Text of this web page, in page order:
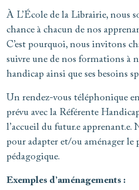
À L’École de la Librairie, nous
chance à chacun de nos
C’est pourquoi, nous invitons
suivre une de nos formations à
handicap ainsi que ses besoins
Un rendez-vous téléphonique
prévu avec la Référente
l’accueil du futur.e
pour adapter et/ou aménager le
pédagogique.
Exemples d’aménagements :